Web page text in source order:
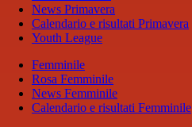
News Primavera
Calendario e risultati Primavera
Youth League
Femminile
Rosa Femminile
News Femminile
Calendario e risultati Femminile